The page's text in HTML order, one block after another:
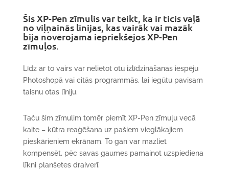
Šis XP-Pen zīmulis var teikt, ka ir ticis vaļā
no viļņainās līnijas, kas vairāk vai mazāk
bija novērojama iepriekšējos XP-Pen
zīmuļos.
Līdz ar to vairs var nelietot otu izlīdzināšanas iespēju
Photoshopā vai citās programmās, lai iegūtu pavisam
taisnu otas līniju.
Taču šim zīmulim tomēr piemīt XP-Pen zīmuļu vecā
kaite – kūtra reaģēšana uz pašiem vieglākajiem
pieskārieniem ekrānam. To gan var mazliet
kompensēt, pēc savas gaumes pamainot uzspiediena
līkni planšetes draiverī.